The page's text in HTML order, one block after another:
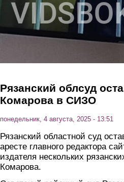
Рязанский облсуд
Комарова в СИЗО
понедельник, 4 августа, 2025 - 13:51
Рязанский областной суд
аресте главного редактора
издателя нескольких
Комарова.